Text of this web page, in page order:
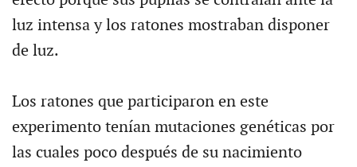
luz intensa y los ratones mostraban disponer
de luz.
Los ratones que participaron en este
experimento tenían mutaciones genéticas por
las cuales poco después de su nacimiento